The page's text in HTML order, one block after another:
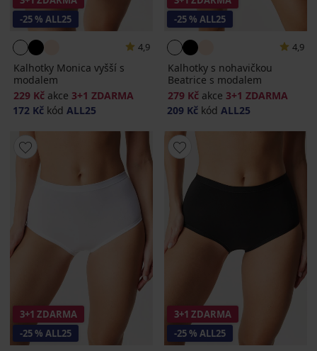
-25 % ALL25
4,9
Kalhotky Monica vyšší s
modalem
229 Kč akce 3+1 ZDARMA
172 Kč kód ALL25
-25 % ALL25
4,9
Kalhotky s nohavičkou
Beatrice s modalem
279 Kč akce 3+1 ZDARMA
209 Kč kód ALL25
3+1 ZDARMA
-25 % ALL25
3+1 ZDARMA
-25 % ALL25